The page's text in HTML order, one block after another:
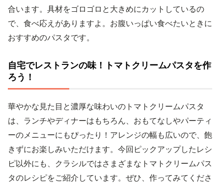
合います。具材をゴロゴロと大きめにカットしているの
で、食べ応えがありますよ。お腹いっぱい食べたいときに
おすすめのパスタです。
自宅でレストランの味！トマトクリームパスタを作
ろう！
華やかな見た目と濃厚な味わいのトマトクリームパスタ
は、ランチやディナーはもちろん、おもてなしやパーティ
ーのメニューにもぴったり！アレンジの幅も広いので、飽
きずにお楽しみいただけます。今回ピックアップしたレシ
ピ以外にも、クラシルではさまざまなトマトクリームパス
タのレシピをご紹介しています。ぜひ、作ってみてくださ